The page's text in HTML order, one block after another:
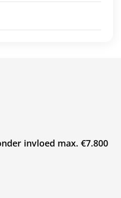
invloed max. €7.800